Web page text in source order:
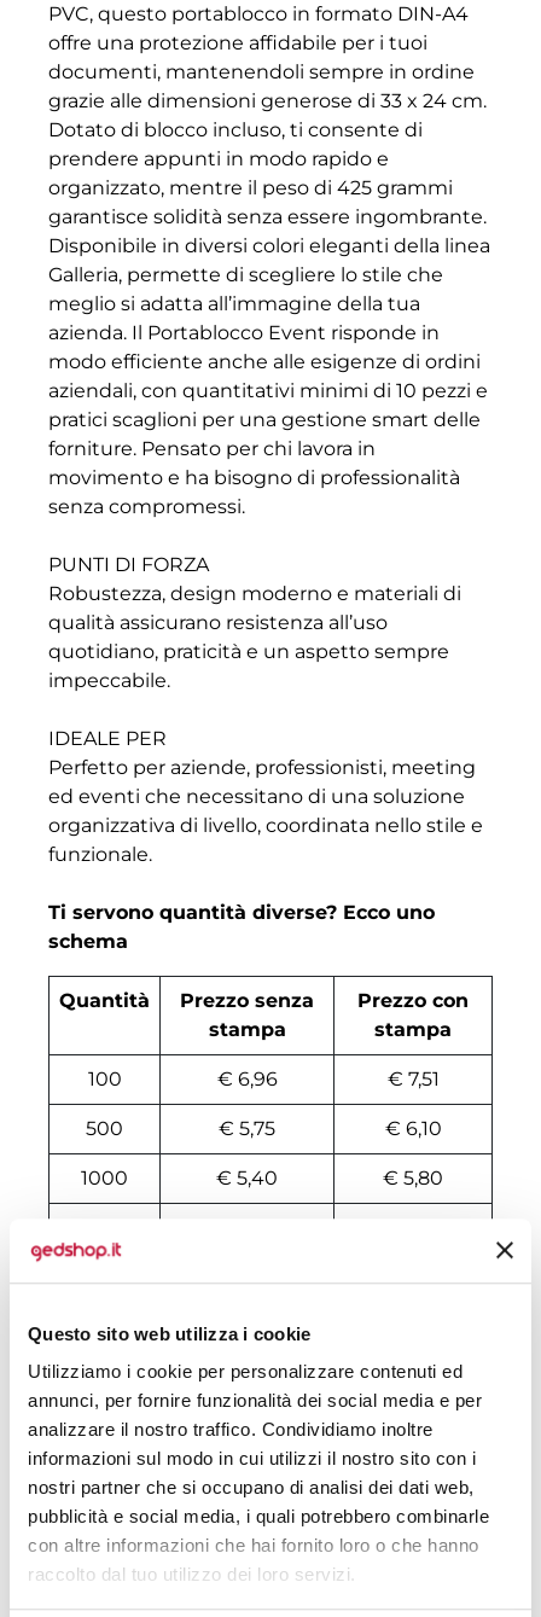
Questo sito web utilizza i cookie
Utilizziamo i cookie per personalizzare contenuti ed
annunci, per fornire funzionalità dei social media e per
analizzare il nostro traffico. Condividiamo inoltre
informazioni sul modo in cui utilizzi il nostro sito con i
nostri partner che si occupano di analisi dei dati web,
pubblicità e social media, i quali potrebbero combinarle
con altre informazioni che hai fornito loro o che hanno
raccolto dal tuo utilizzo dei loro servizi.
PVC, questo portablocco in formato DIN-A4
offre una protezione affidabile per i tuoi
documenti, mantenendoli sempre in ordine
grazie alle dimensioni generose di 33 x 24 cm.
Dotato di blocco incluso, ti consente di
prendere appunti in modo rapido e
organizzato, mentre il peso di 425 grammi
garantisce solidità senza essere ingombrante.
Disponibile in diversi colori eleganti della linea
Galleria, permette di scegliere lo stile che
meglio si adatta all’immagine della tua
azienda. Il Portablocco Event risponde in
modo efficiente anche alle esigenze di ordini
aziendali, con quantitativi minimi di 10 pezzi e
pratici scaglioni per una gestione smart delle
forniture. Pensato per chi lavora in
movimento e ha bisogno di professionalità
senza compromessi.
PUNTI DI FORZA
Robustezza, design moderno e materiali di
qualità assicurano resistenza all’uso
quotidiano, praticità e un aspetto sempre
impeccabile.
IDEALE PER
Perfetto per aziende, professionisti, meeting
ed eventi che necessitano di una soluzione
organizzativa di livello, coordinata nello stile e
funzionale.
Ti servono quantità diverse? Ecco uno
schema
Quantità
Prezzo senza
stampa
Prezzo con
stampa
100 € 6,96 € 7,51
500 € 5,75 € 6,10
1000 € 5,40 € 5,80
3000 € 5,15 € 5,55
4000 € 5,10
5000 € 5,05 € 5,45
6000 € 5,00 € 5,40
€ 5,35
8000 € 5,00 € 5,30
10000 € 5,00